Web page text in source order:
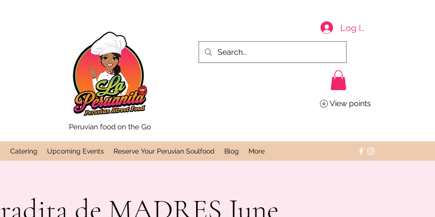
Peruvian food on the Go
Log In
View points
Catering Upcoming Events Reserve Your Peruvian Soulfood Blog More
de MADRES June